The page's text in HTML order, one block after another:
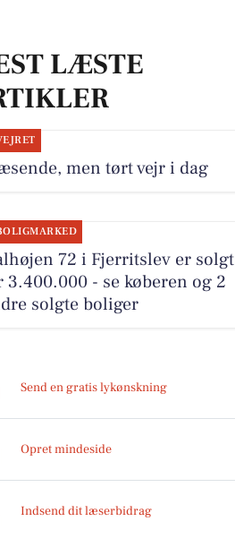
LÆSTE
men tørt vejr i dag
72 i Fjerritslev er solgt
3.400.000 - se køberen og 2
solgte boliger
Send en gratis lykønskning
Opret mindeside
Indsend dit læserbidrag